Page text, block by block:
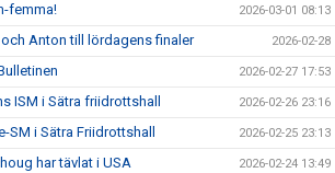
femma! 2026-03-01 08:13
Anton till lördagens finaler 2026-02-28
2026-02-27 17:53
ISM i Sätra friidrottshall 2026-02-26 23:16
SM i Sätra Friidrottshall 2026-02-25 23:13
har tävlat i USA 2026-02-24 13:49